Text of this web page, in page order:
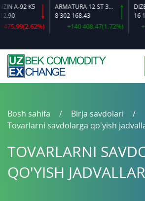
A-92 K5
ARMATURA 12 ST 35 GS O‘LCHAMLI
8 302 168.43
+140 408.47(1.72%)
DIZEL
16 185
+1
Bosh sahifa
Birja savdolari
Tovarlarni savdolarga qo'yish
TOVARLARNI
QO'YISH